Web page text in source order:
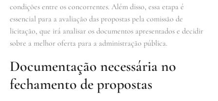
condições entre os concorrentes. Além disso, essa etapa é
essencial para a avaliação das propostas pela comissão de
licitação, que irá analisar os documentos apresentados e decidir
sobre a melhor oferta para a administração pública.
Documentação necessária no
fechamento de propostas